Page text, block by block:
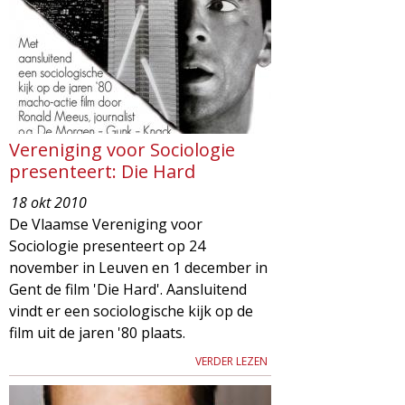
g
a
z
i
n
e
Vereniging voor Sociologie
presenteert: Die Hard
18 okt 2010
De Vlaamse Vereniging voor
Sociologie presenteert op 24
november in Leuven en 1 december in
Gent de film 'Die Hard'. Aansluitend
vindt er een sociologische kijk op de
film uit de jaren '80 plaats.
VERDER LEZEN